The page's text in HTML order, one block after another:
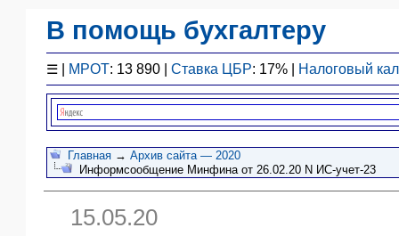
В помощь бухгалтеру
☰ МРОТ: 13 890 | Ставка ЦБР: 17% | Налоговый
Законодательство
F1 - Отчетность
План счетов
Справочник
Упрощенка
Договоры
Главная → Архив сайта — 2020
Информсообщение Минфина от 26.02.20 N ИС-учет-23
15.05.20